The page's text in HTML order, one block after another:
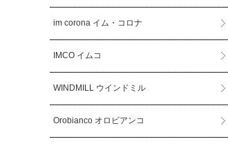
im corona イム・コロナ
IMCO イムコ
WINDMILL ウインドミル
Orobianco オロビアンコ